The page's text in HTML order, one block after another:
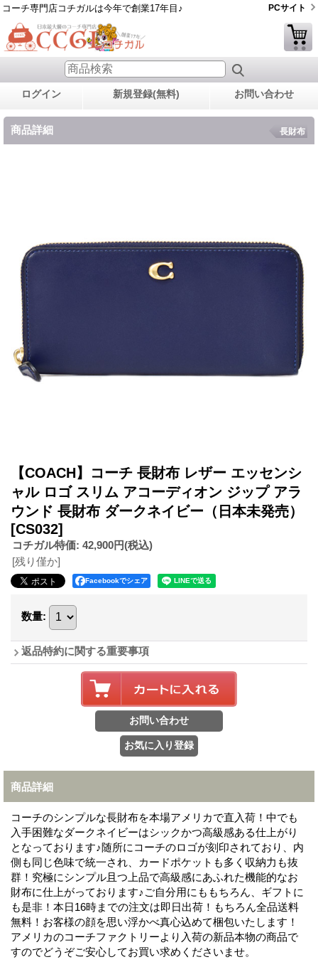
コーチ専門店コチガルは今年で創業17年目♪ PCサイト
ログイン 新規登録(無料) お問い合わせ
商品詳細 長財布
【COACH】コーチ 長財布 レザー エッセンシ
ャル ロゴ スリム アコーディオン ジップ アラ
ウンド 長財布 ダークネイビー（日本未発売）
[CS032]
コチガル特価: 42,900円(税込)
[残り僅か]
Facebookでシェア
数量:
返品特約に関する重要事項
商品詳細
コーチのシンプルな長財布を本場アメリカで直入荷！中でも
入手困難なダークネイビーはシックかつ高級感ある仕上がり
となっております♪随所にコーチのロゴが刻印されており、内
側も同じ色味で統一され、カードポケットも多く収納力も抜
群！究極にシンプル且つ上品で高級感にあふれた機能的なお
財布に仕上がっております♪ご自分用にももちろん、ギフトに
も是非！本日16時までの注文は即日出荷！もちろん全品送料
無料！お客様の顔を思い浮かべ真心込めて梱包いたします！
アメリカのコーチファクトリーより入荷の新品本物の商品で
すのでどうぞご安心してお買い求めくださいませ。